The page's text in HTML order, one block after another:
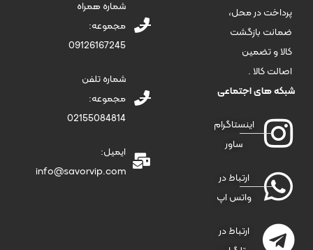
پرداخت در محل،
ضمانت بازگشت
کالا و تضمین
اصالت کالا .
شبکه های اجتماعی
اینستاگرام
ساور
ارتباط در
واتس اپ
ارتباط در
شماره همراه
مجموعه:
09126167245
شماره تلفن
مجموعه:
02155084814
ایمیل:
info@savorvip.com